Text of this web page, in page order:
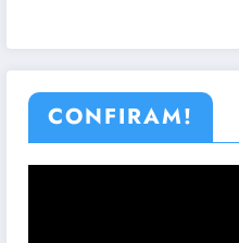
CONFIRAM!